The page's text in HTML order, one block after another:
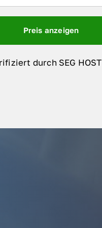
Preis anzeigen
durch SEG HOST